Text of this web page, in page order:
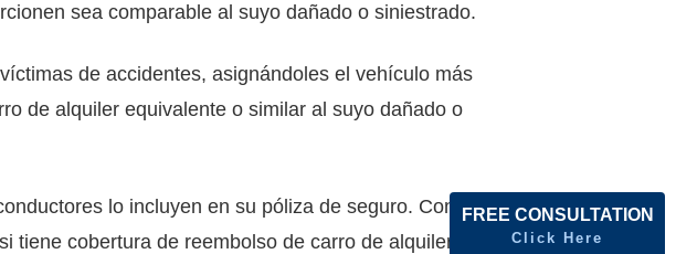
sea comparable al suyo dañado o siniestrado.
de accidentes, asignándoles el vehículo más
de alquiler equivalente o similar al suyo dañado o
lo incluyen en su póliza de seguro. Consulte con
cobertura de reembolso de carro de alquiler. Si la
FREE CONSULTATION
Click Here